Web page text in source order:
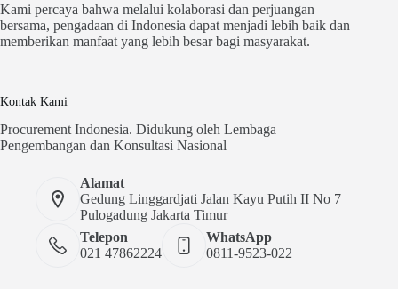
Kami percaya bahwa melalui kolaborasi dan perjuangan
bersama, pengadaan di Indonesia dapat menjadi lebih baik dan
memberikan manfaat yang lebih besar bagi masyarakat.
Kontak Kami
Procurement Indonesia. Didukung oleh Lembaga
Pengembangan dan Konsultasi Nasional
Alamat
Gedung Linggardjati Jalan Kayu Putih II No 7
Pulogadung Jakarta Timur
Telepon
021 47862224
WhatsApp
0811-9523-022